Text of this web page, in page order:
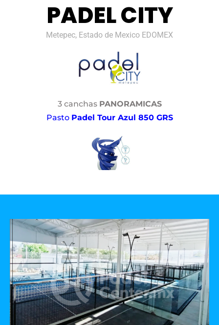
PADEL CITY
Metepec, Estado de Mexico EDOMEX
3 canchas PANORAMICAS
Pasto Padel Tour Azul 850 GRS